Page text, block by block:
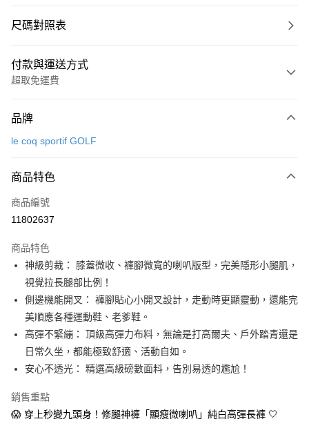
尺碼對照表
付款與運送方式
超取免運費
信用卡一次付款
LINE Pay
Apple Pay
悠遊付
大哥付你分期
相關說明
【大哥付你分期使用說明】
1.本服務由台灣大哥大提供，台灣大哥大用戶可立即使用無須另外申請。
2.付款方式選擇「大哥付你分期」，訂單成立後會自動跳轉到大哥付的交易
流程，驗證手機門號後，選擇欲分期的期數、繳款截止日，確認付款後即完
成交易。
3.實際核准額度、可分期數及費用金額請依後續交易確認頁面所載為準。
消。如遇「轉專審核」未通過狀況，表示未達大哥付你分期系統評分，恕無
法說明評估內容。
AFTEE先享後付
相關說明
【關於「AFTEE先享後付」】
AFTEE先享後付是「在收到商品之後才付款」的支付方式。 讓您購物簡單
１．簡單：不需註冊會員、不需綁卡、不需儲值。
２．便利：只要手機號碼，簡訊認證，即可結帳。
３．安心：先確認商品／服務後，再付款。
ATM付款
運送方式
全家取貨付款
品牌
le coq sportif GOLF
商品特色
商品編號
11802637
商品特色
神級剪裁： 膝蓋微收、褲腳微寬的喇叭版型，完美隱形小腿肌，
視覺拉長腿部比例！
側邊機能開叉： 褲腳貼心小開叉設計，走動時更顯靈動，還能完
美順應各種運動鞋、老爹鞋。
高彈不緊繃： 頂級高彈力布料，無論是打高爾夫、戶外踏青還是
日常久坐，都能極致舒適、活動自如。
安心不透光： 精選高級磅數面料，告別易透的尷尬！
銷售重點
😱 穿上秒變九頭身！修腿神褲「顯瘦微喇叭」純白高彈長褲 🤍